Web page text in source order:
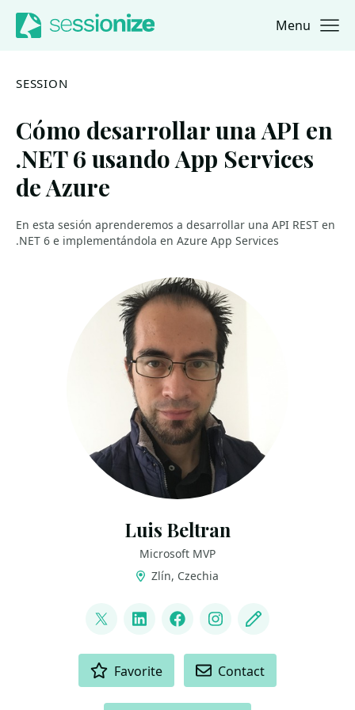
Jump to navigation
Jump to content Menu
SESSION
Cómo desarrollar una API en
.NET 6 usando App Services
de Azure
En esta sesión aprenderemos a desarrollar una API REST en
.NET 6 e implementándola en Azure App Services
Luis Beltran
Microsoft MVP
Zlín, Czechia
@darkicebeam
LinkedInFacebookInstagram
Blog
Favorite Contact